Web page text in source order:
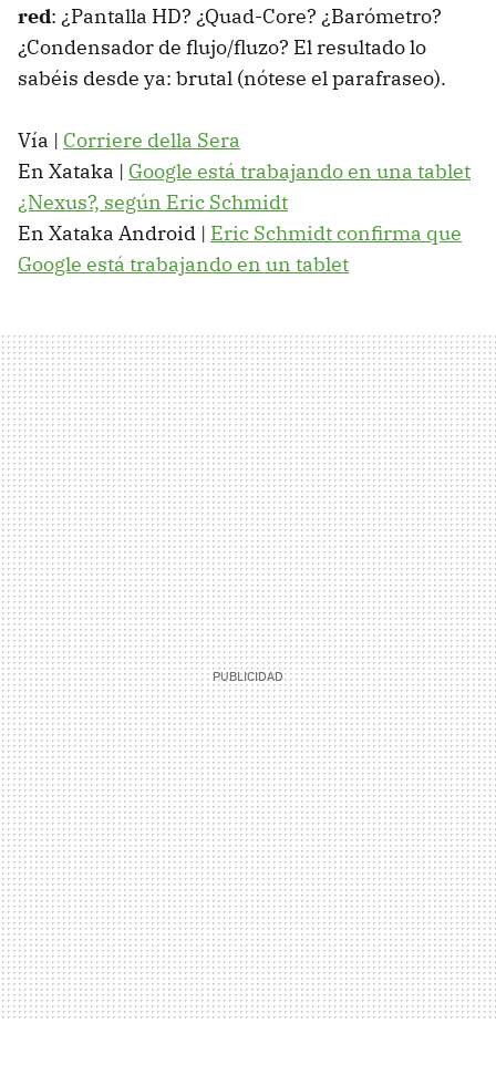
red: ¿Pantalla HD? ¿Quad-Core? ¿Barómetro?
¿Condensador de flujo/fluzo? El resultado lo
sabéis desde ya: brutal (nótese el parafraseo).
Vía | Corriere della Sera
En Xataka | Google está trabajando en una tablet
¿Nexus?, según Eric Schmidt
En Xataka Android | Eric Schmidt confirma que
Google está trabajando en un tablet